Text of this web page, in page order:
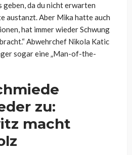
da du nicht erwarten
austanzt. Aber Mika hatte auch
hat immer wieder Schwung
Abwehrchef Nikola Katic
sogar eine „Man-of-the-
zu:
macht